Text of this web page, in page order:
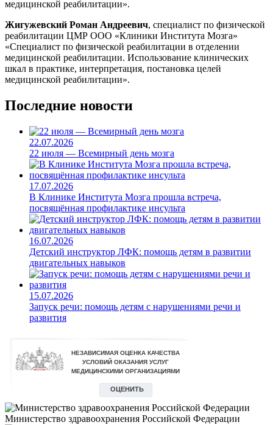
медицинской реабилитации».
Жигужевский Роман Андреевич, специалист по физической
реабилитации ЦМР ООО «Клиники Института Мозга»
«Специалист по физической реабилитации в отделении
медицинской реабилитации. Использование клинических
шкал в практике, интерпретация, постановка целей
медицинской реабилитации».
Последние новости
22.07.2026
22 июля — Всемирный день мозга
17.07.2026
В Клинике Института Мозга прошла встреча,
посвящённая профилактике инсульта
16.07.2026
Детский инструктор ЛФК: помощь детям в развитии
двигательных навыков
15.07.2026
Запуск речи: помощь детям с нарушениями речи и
развития
Министерство здравоохранения Российской Федерации